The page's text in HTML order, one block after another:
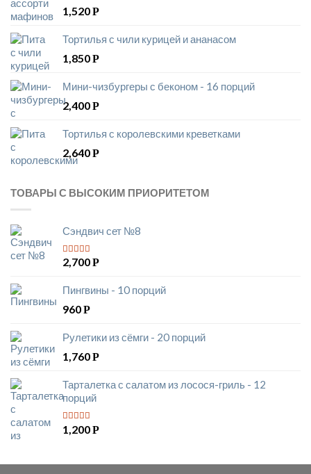
1,520Р
Тортилья с чили курицей и ананасом
1,850Р
Мини-чизбургеры с беконом - 16 порций
2,400Р
Тортилья с королевскими креветками
2,640Р
ТОВАРЫ С ВЫСОКИМ ПРИОРИТЕТОМ
Сэндвич сет №8
5из 5
2,700Р
Пингвины - 10 порций
960Р
Рулетики из сёмги - 20 порций
1,760Р
Тарталетка с салатом из лосося-гриль - 12
порций
5 из 5
1,200Р